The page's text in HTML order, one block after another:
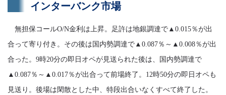
インターバンク市場
無担保コールO/N金利は上昇。足許は地銀調達で▲0.015％が出
合って寄り付き。その後は国内勢調達で▲0.087％～▲0.008％が出
合った。9時20分の即日オペが見送られた後は、国内勢調達で
▲0.087％～▲0.017％が出合って前場終了。12時50分の即日オペも
見送り。後場は閑散とした中、特段出合いなくすべて終了した。